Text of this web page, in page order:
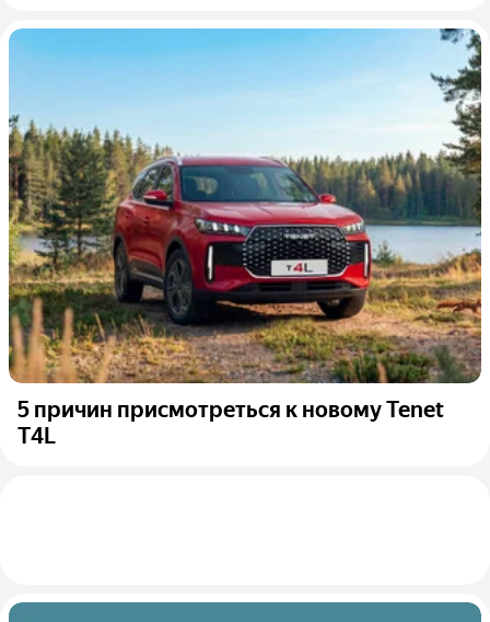
5 причин присмотреться к новому Tenet
T4L